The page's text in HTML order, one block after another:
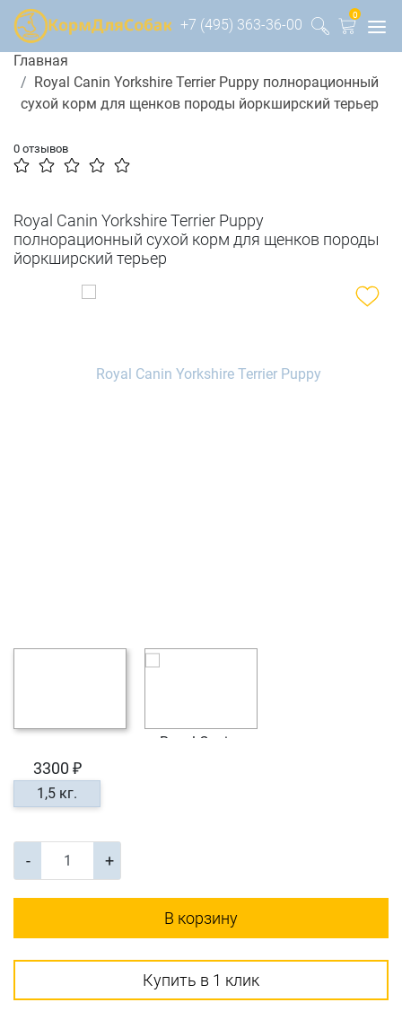
+7 (495) 363-36-00
0
Главная
Royal Canin Yorkshire Terrier Puppy полнорационный
сухой корм для щенков породы йоркширский терьер
0 отзывов
Royal Canin Yorkshire Terrier Puppy
полнорационный сухой корм для щенков породы
йоркширский терьер
3300 ₽
1,5 кг.
- +
В корзину
Купить в 1 клик